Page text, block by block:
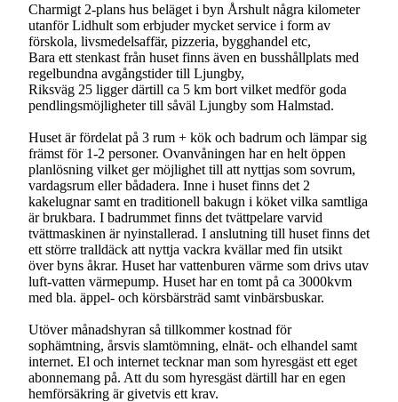
Charmigt 2-plans hus beläget i byn Årshult några kilometer
utanför Lidhult som erbjuder mycket service i form av
förskola, livsmedelsaffär, pizzeria, bygghandel etc,
Bara ett stenkast från huset finns även en busshållplats med
regelbundna avgångstider till Ljungby,
Riksväg 25 ligger därtill ca 5 km bort vilket medför goda
pendlingsmöjligheter till såväl Ljungby som Halmstad.
Huset är fördelat på 3 rum + kök och badrum och lämpar sig
främst för 1-2 personer. Ovanvåningen har en helt öppen
planlösning vilket ger möjlighet till att nyttjas som sovrum,
vardagsrum eller bådadera. Inne i huset finns det 2
kakelugnar samt en traditionell bakugn i köket vilka samtliga
är brukbara. I badrummet finns det tvättpelare varvid
tvättmaskinen är nyinstallerad. I anslutning till huset finns det
ett större tralldäck att nyttja vackra kvällar med fin utsikt
över byns åkrar. Huset har vattenburen värme som drivs utav
luft-vatten värmepump. Huset har en tomt på ca 3000kvm
med bla. äppel- och körsbärsträd samt vinbärsbuskar.
Utöver månadshyran så tillkommer kostnad för
sophämtning, årsvis slamtömning, elnät- och elhandel samt
internet. El och internet tecknar man som hyresgäst ett eget
abonnemang på. Att du som hyresgäst därtill har en egen
hemförsäkring är givetvis ett krav.